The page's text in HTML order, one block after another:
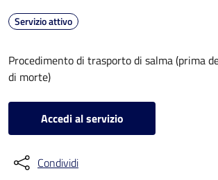
Servizio attivo
Procedimento di trasporto di salma (prima
di morte)
Accedi al servizio
Condividi